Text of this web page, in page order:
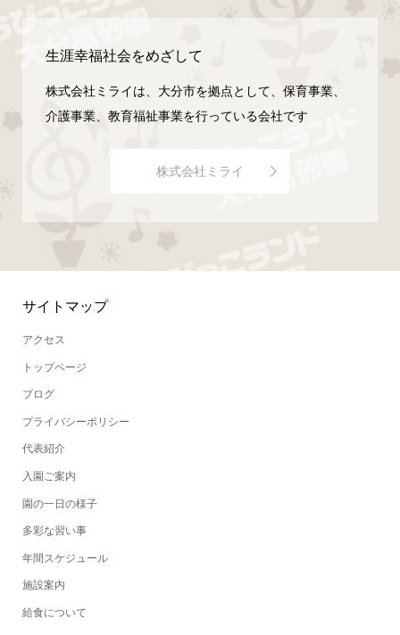
生涯幸福社会をめざして
株式会社ミライは、大分市を拠点として、保育事業、
介護事業、教育福祉事業を行っている会社です
株式会社ミライ
サイトマップ
アクセス
トップページ
ブログ
プライバシーポリシー
代表紹介
入園ご案内
園の一日の様子
多彩な習い事
年間スケジュール
施設案内
給食について